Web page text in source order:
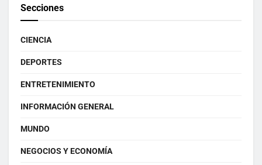
Secciones
CIENCIA
DEPORTES
ENTRETENIMIENTO
INFORMACIÓN GENERAL
MUNDO
NEGOCIOS Y ECONOMÍA